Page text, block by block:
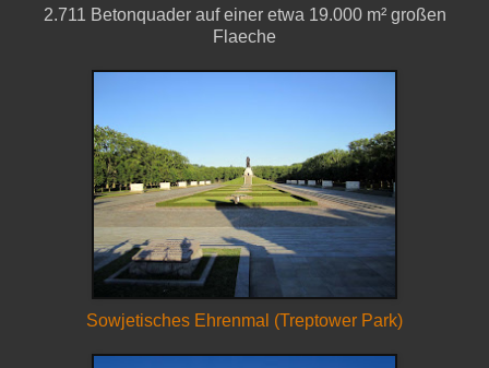
2.711 Betonquader auf einer etwa 19.000 m² großen
Flaeche
Sowjetisches Ehrenmal (Treptower Park)